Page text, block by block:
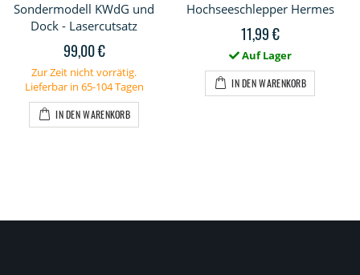
Sondermodell KWdG und
Dock - Lasercutsatz
99,00 €
Zur Zeit nicht vorrätig.
Lieferbar in 65-104 Tagen
IN DEN WARENKORB
Hochseeschlepper Hermes
11,99 €
Auf Lager
IN DEN WARENKORB